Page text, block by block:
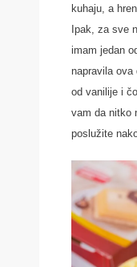
kuhaju, a
Ipak, za sve
imam jedan
napravila ova
od vanilije i
vam da nitko
poslužite